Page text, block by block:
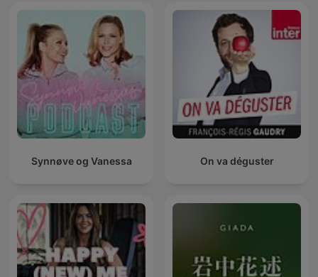
On va déguster
Synnøve og Vanessa